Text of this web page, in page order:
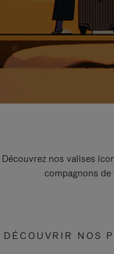
Découvrez nos valises
compagnons
DÉCOUVRIR NOS